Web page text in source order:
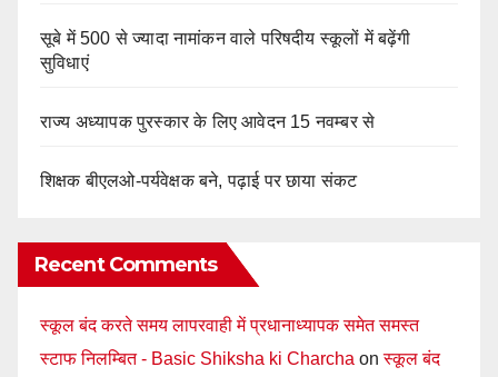
सूबे में 500 से ज्यादा नामांकन वाले परिषदीय स्कूलों में बढ़ेंगी
सुविधाएं
राज्य अध्यापक पुरस्कार के लिए आवेदन 15 नवम्बर से
शिक्षक बीएलओ-पर्यवेक्षक बने, पढ़ाई पर छाया संकट
Recent Comments
स्कूल बंद करते समय लापरवाही में प्रधानाध्यापक समेत समस्त
स्टाफ निलम्बित - Basic Shiksha ki Charcha onस्कूल बंद